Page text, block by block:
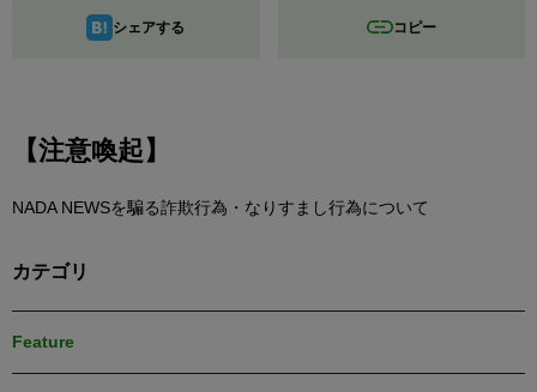
シェアする コピー
【注意喚起】
NADA NEWSを騙る詐欺行為・なりすまし行為について
カテゴリ
Feature